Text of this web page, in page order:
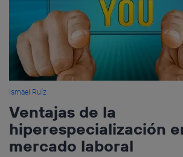
Ismael Ruíz
Ventajas de la
hiperespecialización
mercado laboral